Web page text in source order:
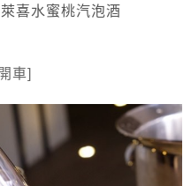
喜水蜜桃汽泡酒
車]